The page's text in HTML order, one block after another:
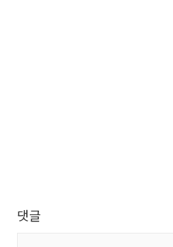
댓글